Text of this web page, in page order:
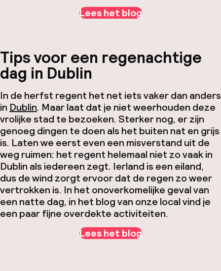
Lees het blog
Tips voor een regenachtige
dag in Dublin
In de herfst regent het net iets vaker dan anders
in Dublin. Maar laat dat je niet weerhouden deze
vrolijke stad te bezoeken. Sterker nog, er zijn
genoeg dingen te doen als het buiten nat en grijs
is. Laten we eerst even een misverstand uit de
weg ruimen: het regent helemaal niet zo vaak in
Dublin als iedereen zegt. Ierland is een eiland,
dus de wind zorgt ervoor dat de regen zo weer
vertrokken is. In het onoverkomelijke geval van
een natte dag, in het blog van onze local vind je
een paar fijne overdekte activiteiten.
Lees het blog